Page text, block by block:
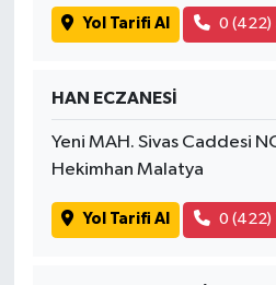
Yol Tarifi Al 0 (422)
HAN ECZANESİ
Yeni MAH. Sivas Caddesi
Hekimhan Malatya
Yol Tarifi Al 0 (422)